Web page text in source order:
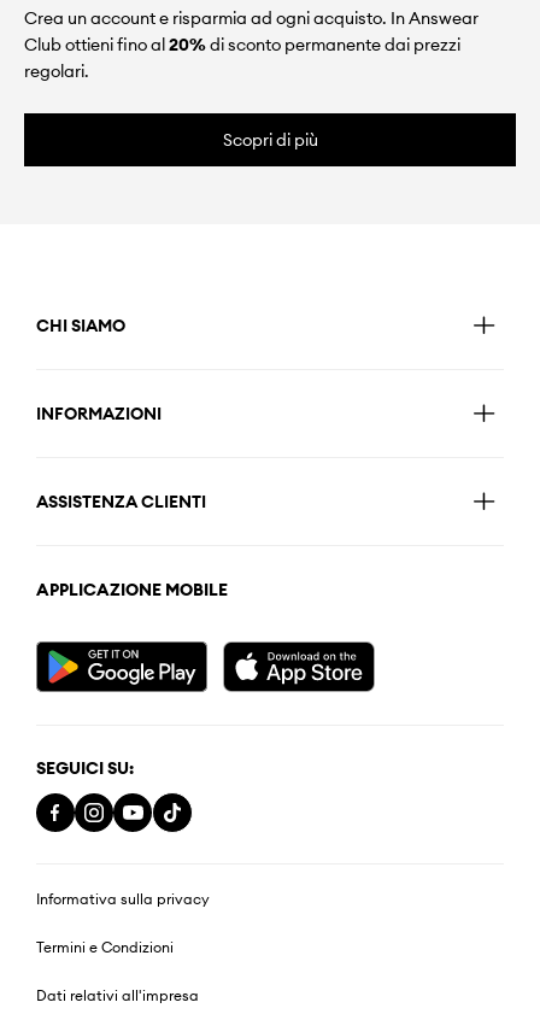
Crea un account e risparmia ad ogni acquisto. In Answear
Club ottieni fino al 20%di sconto permanente dai prezzi
regolari.
Scopri di più
CHI SIAMO
INFORMAZIONI
ASSISTENZA CLIENTI
APPLICAZIONE MOBILE
SEGUICI SU:
Informativa sulla privacy
Termini e Condizioni
Dati relativi all'impresa